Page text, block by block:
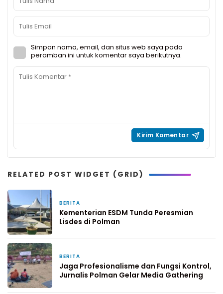
Simpan nama, email, dan situs web saya pada
peramban ini untuk komentar saya berikutnya.
RELATED POST WIDGET (GRID)
BERITA
Kementerian ESDM Tunda Peresmian
Lisdes di Polman
BERITA
Jaga Profesionalisme dan Fungsi Kontrol,
Jurnalis Polman Gelar Media Gathering